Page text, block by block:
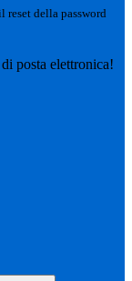
reset della password
posta elettronica!